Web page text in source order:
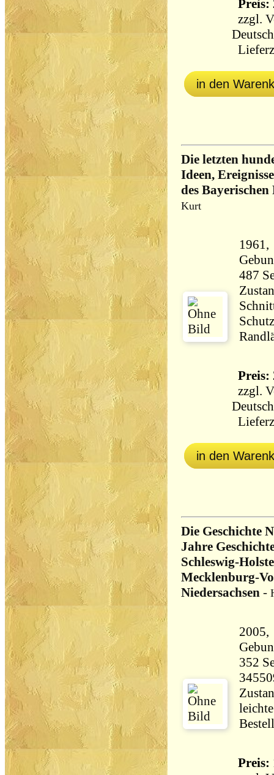
Preis:
zzgl.
in den
Die letzten
Ideen,
des
Kurt
1961,
Preis:
zzgl.
in den
Die Geschichte
Jahre
Schleswig-
Mecklenburg-
Niedersachsen -
2005,
352 Seiten
Preis: